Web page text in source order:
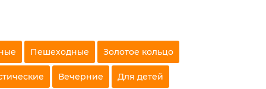
Пешеходные Золотое кольцо
Вечерние Для детей